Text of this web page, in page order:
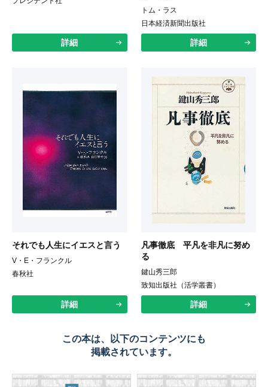
詳細
トム・ラス
日本経済新聞出版社
詳細
それでも人生にイエスと言う
V・E・フランクル
春秋社
詳細
凡事徹底 平凡を非凡に努め
る
鍵山秀三郎
致知出版社（活学叢書）
詳細
この本は、以下のコンテンツにも
掲載されています。